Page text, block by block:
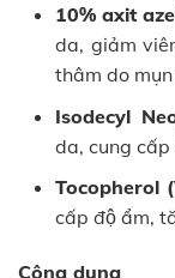
10% axit
da, giảm
thâm do
Isodecyl
da, cung cấp
Tocopherol
cấp độ ẩm,
Công dụng